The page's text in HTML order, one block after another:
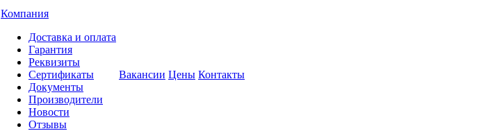
Компания
Доставка и оплата
Гарантия
Реквизиты
Сертификаты
Документы
Производители
Новости
Отзывы
Вакансии Цены Контакты